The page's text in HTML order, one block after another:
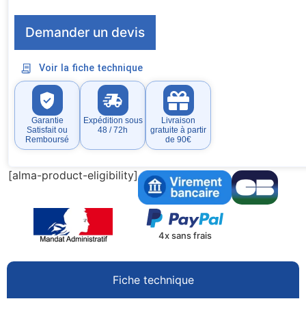
Demander un devis
Voir la fiche technique
Garantie
Satisfait ou
Remboursé
Expédition sous
48 / 72h
Livraison
gratuite à partir
de 90€
[alma-product-eligibility]
4x sans frais
Fiche technique